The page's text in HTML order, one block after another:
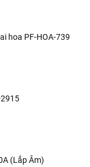
hoa PF-HOA-739
(Lắp Âm)